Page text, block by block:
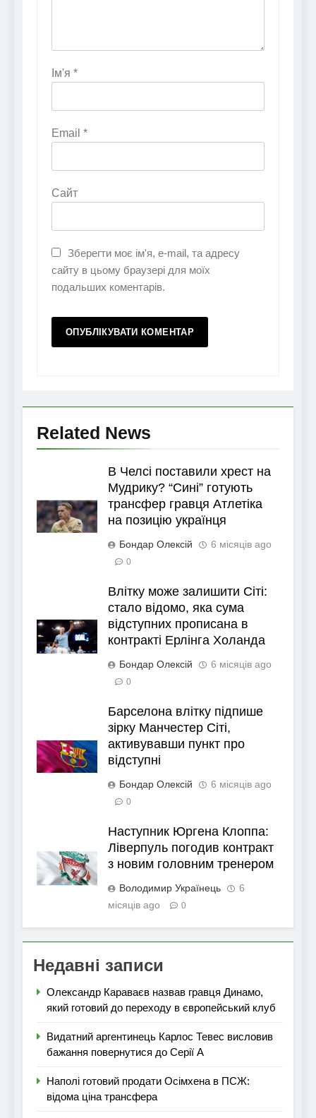
Ім'я *
Email *
Сайт
Зберегти моє ім'я, e-mail, та адресу
сайту в цьому браузері для моїх
подальших коментарів.
Related News
В Челсі поставили хрест на
Мудрику? “Сині” готують
трансфер гравця Атлетіка
на позицію українця
Бондар Олексій 6 місяців ago
0
Влітку може залишити Сіті:
стало відомо, яка сума
відступних прописана в
контракті Ерлінга Холанда
Бондар Олексій 6 місяців ago
0
Барселона влітку підпише
зірку Манчестер Сіті,
активувавши пункт про
відступні
Бондар Олексій 6 місяців ago
0
Наступник Юргена Клоппа:
Ліверпуль погодив контракт
з новим головним тренером
Володимир Українець
6
місяців ago
0
Недавні записи
Олександр Караваєв назвав гравця Динамо,
який готовий до переходу в європейський клуб
Видатний аргентинець Карлос Тевес висловив
бажання повернутися до Серії А
Наполі готовий продати Осімхена в ПСЖ:
відома ціна трансфера